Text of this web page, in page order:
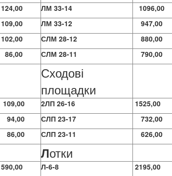
ЛМ 33-14
1096,00
ЛМ 33-12
947,00
СЛМ 28-12
880,00
СЛМ 28-11
790,00
Сходові
площадки
2ЛП 26-16
1525,00
СЛП 23-17
732,00
СЛП 23-11
626,00
Лотки
Л-6-8 2195,00